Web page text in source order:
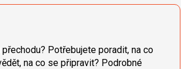
Potřebujete poradit, na co
na co se připravit? Podrobné